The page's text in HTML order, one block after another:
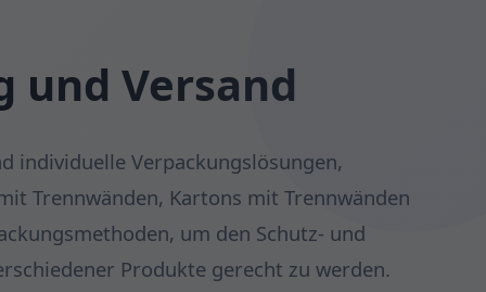
und Versand
individuelle Verpackungslösungen,
Trennwänden, Kartons mit Trennwänden
um den Schutz- und
Produkte gerecht zu werden.